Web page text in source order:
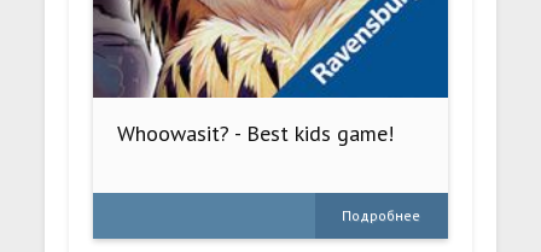
Whoowasit? - Best kids game!
Подробнее